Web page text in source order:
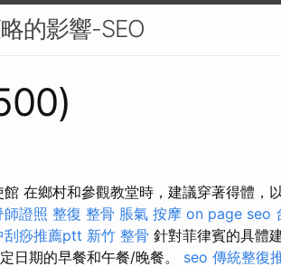
的影響-SEO
在鄉村和參觀教堂時，建議穿著得體，
師證照 整復 整骨 脹氣 按摩 on page seo
刮痧推薦ptt 新竹 整骨 針對菲律賓的具體
日期的早餐和午餐/晚餐。 seo 傳統整復